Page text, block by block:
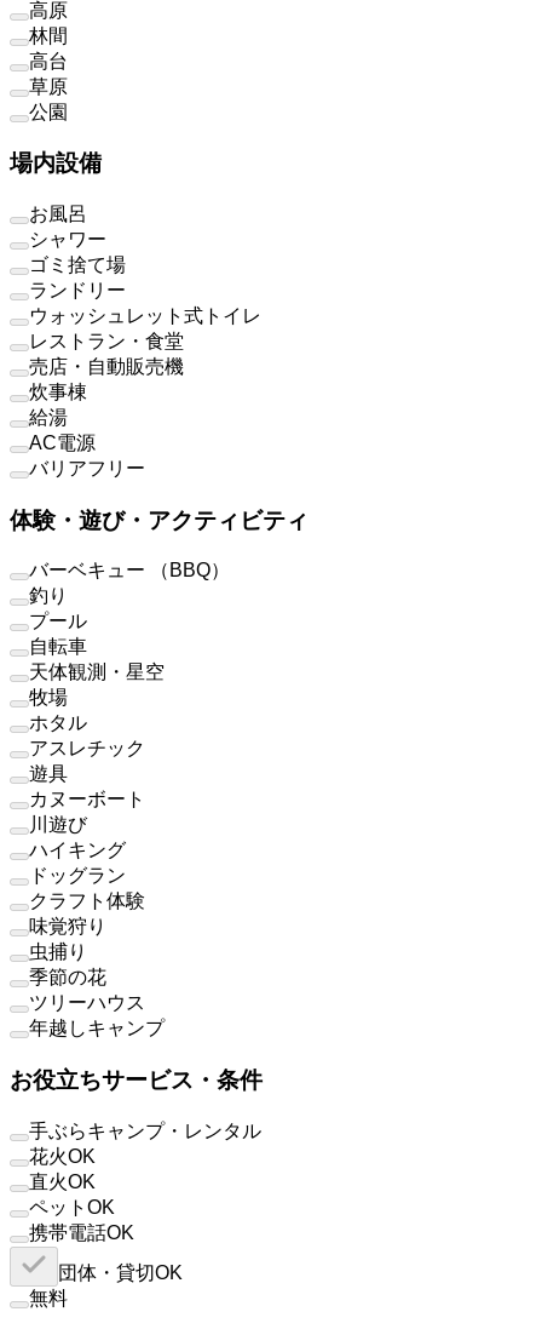
高原
林間
高台
草原
公園
場内設備
お風呂
シャワー
ゴミ捨て場
ランドリー
ウォッシュレット式トイレ
レストラン・食堂
売店・自動販売機
炊事棟
給湯
AC電源
バリアフリー
体験・遊び・アクティビティ
バーベキュー （BBQ）
釣り
プール
自転車
天体観測・星空
牧場
ホタル
アスレチック
遊具
カヌーボート
川遊び
ハイキング
ドッグラン
クラフト体験
味覚狩り
虫捕り
季節の花
ツリーハウス
年越しキャンプ
お役立ちサービス・条件
手ぶらキャンプ・レンタル
花火OK
直火OK
ペットOK
携帯電話OK
団体・貸切OK
無料